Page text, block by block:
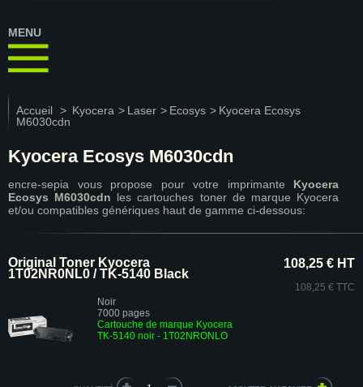
MENU
Accueil > Kyocera > Laser > Ecosys > Kyocera Ecosys
M6030cdn
Kyocera Ecosys M6030cdn
encre-sepia vous propose pour votre imprimante Kyocera
Ecosys M6030cdn les cartouches toner de marque Kyocera
et/ou compatibles génériques haut de gamme ci-dessous:
Original Toner Kyocera
1T02NR0NL0 / TK-5140 Black
Noir
7000 pages
Cartouche de marque Kyocera
TK-5140 noir - 1T02NRONLO
108,25 € HT
108,25 € TTC